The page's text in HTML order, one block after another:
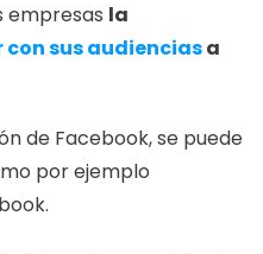
empresas la
sus audiencias a
de Facebook, se puede
por ejemplo